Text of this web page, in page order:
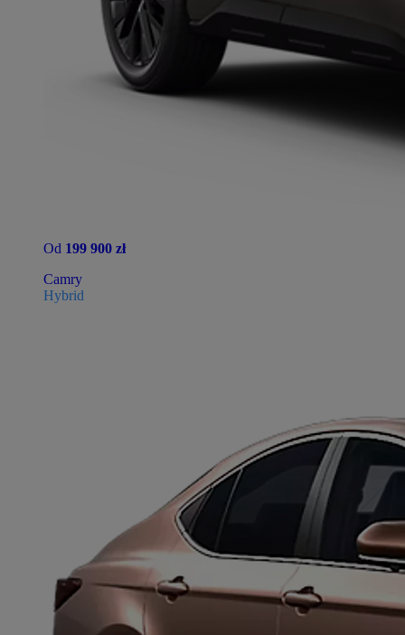
Od 199 900 zł
Camry
Hybrid